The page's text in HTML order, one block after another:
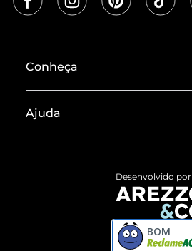
Conheça
Termos de Uso
ZZ MALL é confiável
Ajuda
Devolução do Produto
Compre pelo WhatsApp
Desenvolvido por
BOM